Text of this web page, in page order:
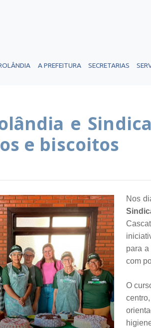
A PREFEITURA SECRETARIAS
e
e biscoitos
Nos
para
com
O